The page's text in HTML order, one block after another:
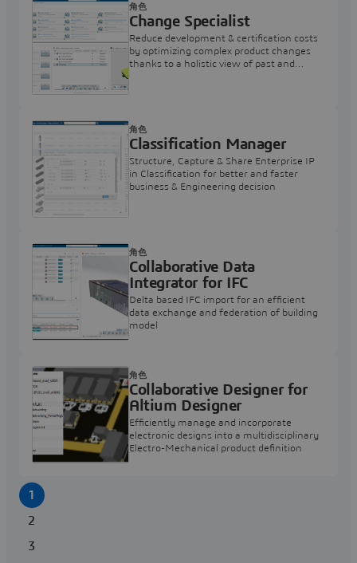
Change Specialist
Reduce development & certification costs
by optimizing complex product changes
thanks to a holistic view of past and
角色
Classification Manager
Structure, Capture & Share Enterprise IP
in Classification for better and faster
business & Engineering decision
角色
Collaborative Data
Integrator for IFC
Delta based IFC import for an efficient
data exchange and federation of building
model
角色
Collaborative Designer for
Altium Designer
Efficiently manage and incorporate
electronic designs into a multidisciplinary
Electro-Mechanical product definition
角色
1
2
3